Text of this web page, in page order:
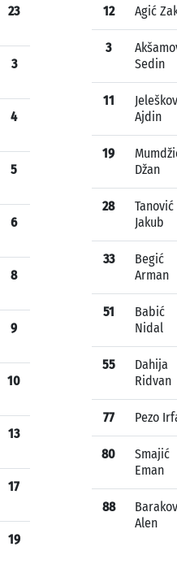
23
3
4
5
6
8
9
10
13
17
19
12 Agić
3
Sedin
11
Ajdin
19
Džan
28
Tanović
Jakub
33
Begić
Arman
51
Babić
Nidal
55
Dahija
Ridvan
77 Pezo
80
Smajić
Eman
88
Alen